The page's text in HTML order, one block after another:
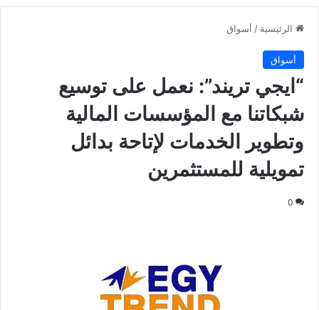
الرئيسية / أسواق
أسواق
“ايجي تريند”: نعمل على توسيع
شبكاتنا مع المؤسسات المالية
وتطوير الخدمات لإتاحة بدائل
تمويلية للمستثمرين
0